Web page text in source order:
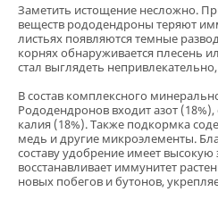
Заметить истощение несложно.
веществ рододендроны теряют
листьях появляются темные
корнях обнаруживается плесень
стал выглядеть
В состав комплексного
Рододендронов входит азот
калия (18%). Также подкормка
медь и другие микроэлементы.
составу удобрение имеет высокую
восстанавливает иммунитет
новых побегов и бутонов,